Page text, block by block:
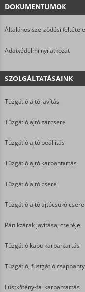
DOKUMENTUMOK
Általános szerződési
Adatvédelmi nyilatkozat
SZOLGÁLTATÁSAINK
Tűzgátló ajtó javítás
Tűzgátló ajtó zárcsere
Tűzgátló ajtó beállítás
Tűzgátló ajtó karbantartás
Tűzgátló ajtó csere
Tűzgátló ajtó ajtócsukó csere
Pánikzárak javítása, cseréje
Tűzgátló kapu karbantartás
Tűzgátló, füstgátló
Füstkötény-fal karbantartás